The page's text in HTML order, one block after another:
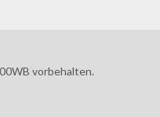
vorbehalten.